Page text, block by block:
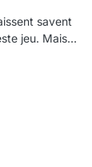
savent
jeu. Mais…